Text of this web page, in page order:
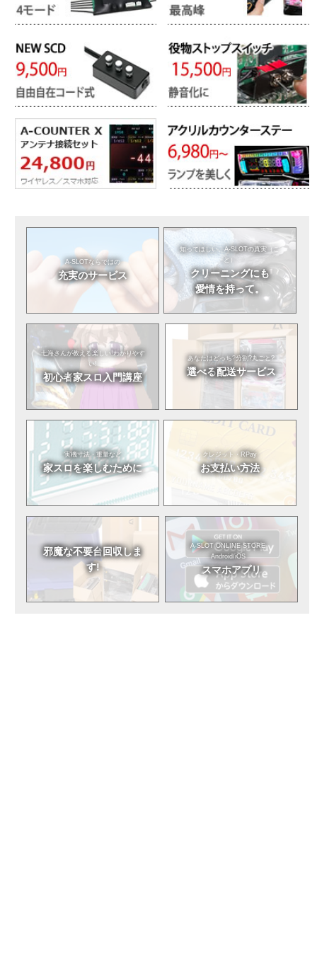
A-SLOTならではの
充実のサービス
知ってほしい。A-SLOTの真実（こ
と）
クリーニングにも
愛情を持って。
七海さんが教える楽しい!わかりやす
い!
初心者家スロ入門講座
あなたはどっち?分割?丸ごと?
選べる配送サービス
実機寸法・重量など
家スロを楽しむために
クレジット・RPay
お支払い方法
邪魔な不要台回収しま
す!
A-SLOT ONLINE STORE
Android/iOS
スマホアプリ